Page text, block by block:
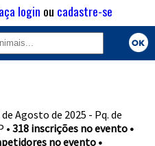
login ou cadastre-se
Agosto de 2025 - Pq. de
• 318 inscrições no evento •
no evento •